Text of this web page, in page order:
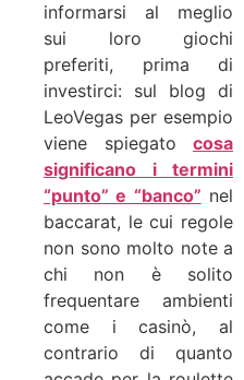
informarsi al meglio
sui loro giochi
preferiti, prima di
investirci: sul blog di
LeoVegas per esempio
viene spiegato cosa
significano i termini
“punto” e “banco” nel
baccarat, le cui regole
non sono molto note a
chi non è solito
frequentare ambienti
come i casinò, al
contrario di quanto